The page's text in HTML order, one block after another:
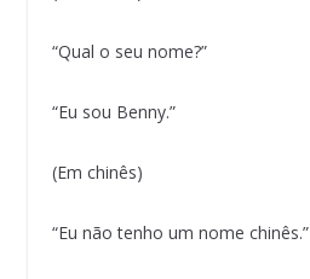
“Qual o seu nome?”
“Eu sou Benny.”
(Em chinês)
“Eu não tenho um nome chinês.”